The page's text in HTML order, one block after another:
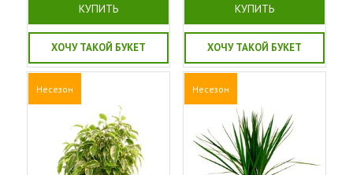
КУПИТЬ
ХОЧУ ТАКОЙ БУКЕТ
КУПИТЬ
ХОЧУ ТАКОЙ БУКЕТ
Несезон Несезон